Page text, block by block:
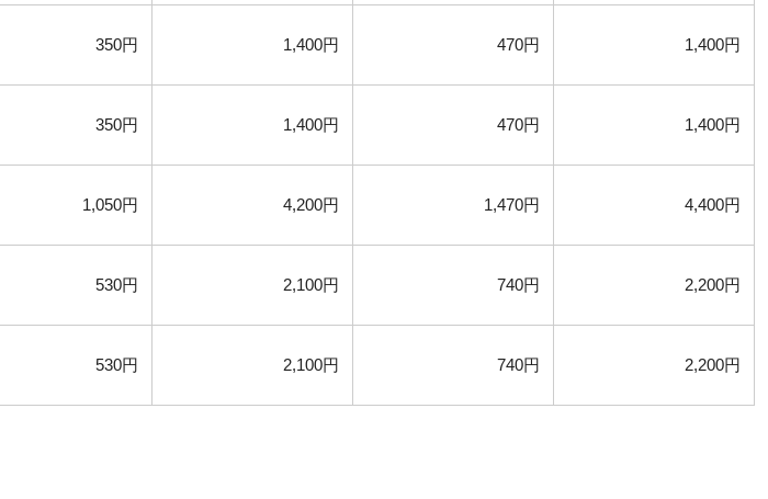
350円 1,400円 470円 1,400円
350円 1,400円 470円 1,400円
1,050円 4,200円 1,470円 4,400円
530円 2,100円 740円 2,200円
530円 2,100円 740円 2,200円